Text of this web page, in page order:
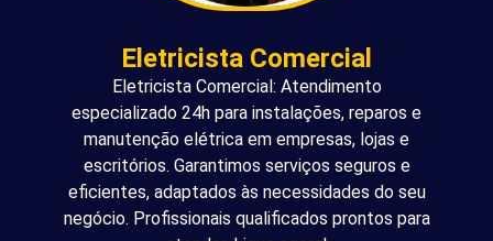
Eletricista Comercial
Eletricista Comercial: Atendimento
especializado 24h para instalações, reparos e
manutenção elétrica em empresas, lojas e
escritórios. Garantimos serviços seguros e
eficientes, adaptados às necessidades do seu
negócio. Profissionais qualificados prontos para